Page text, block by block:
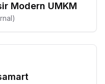
Modern UMKM